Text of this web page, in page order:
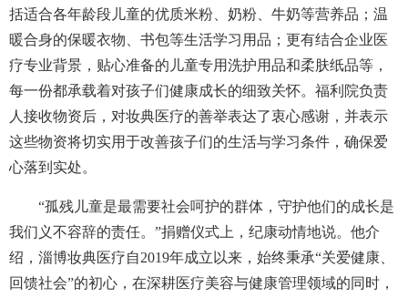
括适合各年龄段儿童的优质米粉、奶粉、牛奶等营养品；温
暖合身的保暖衣物、书包等生活学习用品；更有结合企业医
疗专业背景，贴心准备的儿童专用洗护用品和柔肤纸品等，
每一份都承载着对孩子们健康成长的细致关怀。福利院负责
人接收物资后，对妆典医疗的善举表达了衷心感谢，并表示
这些物资将切实用于改善孩子们的生活与学习条件，确保爱
心落到实处。
“孤残儿童是最需要社会呵护的群体，守护他们的成长是
我们义不容辞的责任。”捐赠仪式上，纪康动情地说。他介
绍，淄博妆典医疗自2019年成立以来，始终秉承“关爱健康、
回馈社会”的初心，在深耕医疗美容与健康管理领域的同时，